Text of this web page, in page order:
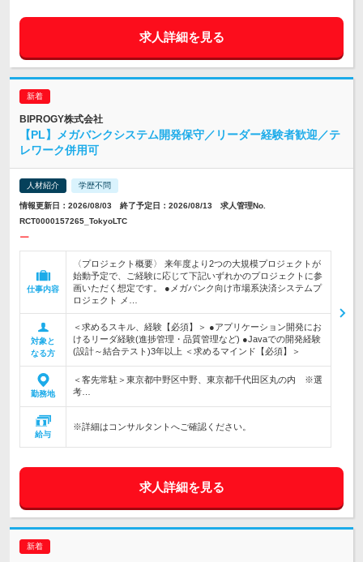
求人詳細を見る
BIPROGY株式会社
【PL】メガバンクシステム開発保守／リーダー経験者歓迎／テ
レワーク併用可
人材紹介 学歴不問
情報更新日：2026/08/03 終了予定日：2026/08/13 求人管理No.
RCT0000157265_TokyoLTC
ー
仕事内容
〈プロジェクト概要〉 来年度より2つの大規模プロジェクトが
始動予定で、ご経験に応じて下記いずれかのプロジェクトに参
画いただく想定です。 ●メガバンク向け市場系決済システムプ
ロジェクト メ…
対象と
なる方
＜求めるスキル、経験【必須】＞ ●アプリケーション開発にお
けるリーダ経験(進捗管理・品質管理など) ●Javaでの開発経験
(設計～結合テスト)3年以上 ＜求めるマインド【必須】＞
勤務地
＜客先常駐＞東京都中野区中野、東京都千代田区丸の内 ※選
考…
給与
※詳細はコンサルタントへご確認ください。
求人詳細を見る